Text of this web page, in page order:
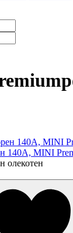
140А, MINI
олекотен